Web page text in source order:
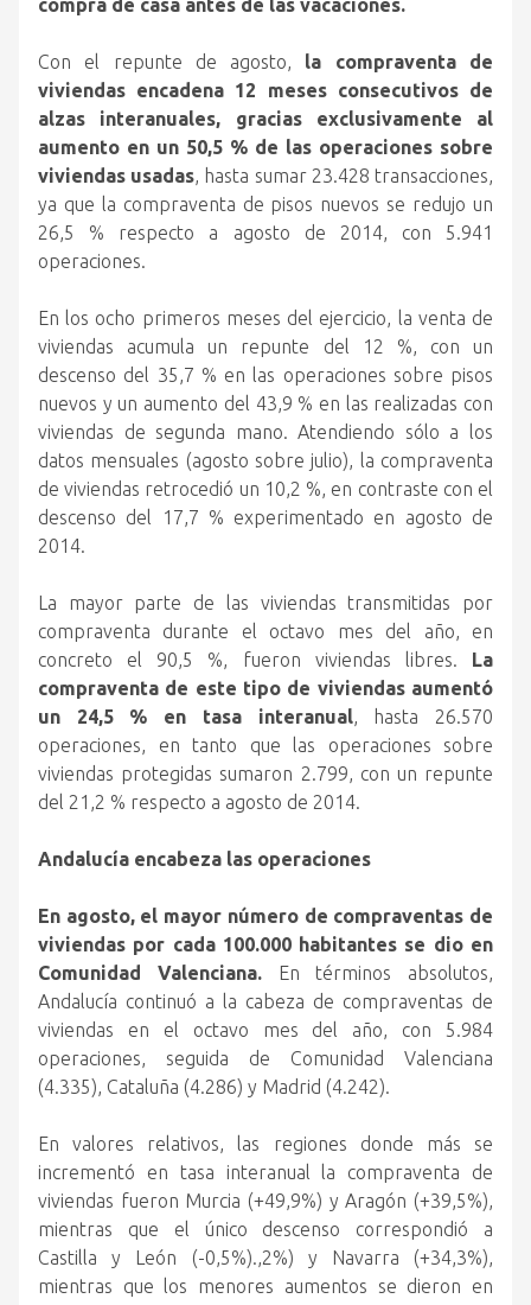
compra de casa antes de las vacaciones.
Con el repunte de agosto, la compraventa de
viviendas encadena 12 meses consecutivos de
alzas interanuales, gracias exclusivamente al
aumento en un 50,5 % de las operaciones sobre
viviendas usadas, hasta sumar 23.428 transacciones,
ya que la compraventa de pisos nuevos se redujo un
26,5 % respecto a agosto de 2014, con 5.941
operaciones.
En los ocho primeros meses del ejercicio, la venta de
viviendas acumula un repunte del 12 %, con un
descenso del 35,7 % en las operaciones sobre pisos
nuevos y un aumento del 43,9 % en las realizadas con
viviendas de segunda mano. Atendiendo sólo a los
datos mensuales (agosto sobre julio), la compraventa
de viviendas retrocedió un 10,2 %, en contraste con el
descenso del 17,7 % experimentado en agosto de
2014.
La mayor parte de las viviendas transmitidas por
compraventa durante el octavo mes del año, en
concreto el 90,5 %, fueron viviendas libres. La
compraventa de este tipo de viviendas aumentó
un 24,5 % en tasa interanual, hasta 26.570
operaciones, en tanto que las operaciones sobre
viviendas protegidas sumaron 2.799, con un repunte
del 21,2 % respecto a agosto de 2014.
Andalucía encabeza las operaciones
En agosto, el mayor número de compraventas de
viviendas por cada 100.000 habitantes se dio en
Comunidad Valenciana.En términos absolutos,
Andalucía continuó a la cabeza de compraventas de
viviendas en el octavo mes del año, con 5.984
operaciones, seguida de Comunidad Valenciana
(4.335), Cataluña (4.286) y Madrid (4.242).
En valores relativos, las regiones donde más se
incrementó en tasa interanual la compraventa de
viviendas fueron Murcia (+49,9%) y Aragón (+39,5%),
mientras que el único descenso correspondió a
Castilla y León (-0,5%).,2%) y Navarra (+34,3%),
mientras que los menores aumentos se dieron en